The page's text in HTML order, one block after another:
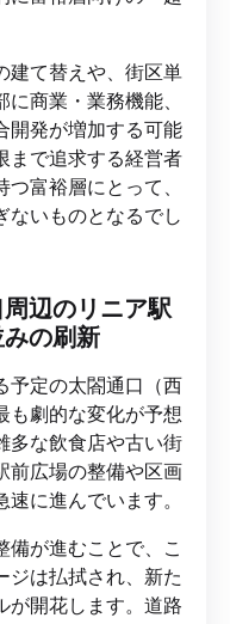
建て替えや、街区単
商業・業務機能、
開発が増加する可能
まで追求する経営者
富裕層にとって、
ないものとなるでし
周辺のリニア駅
の刷新
予定の太閤通口（西
も劇的な変化が予想
多な飲食店や古い街
前広場の整備や区画
に進んでいます。
備が進むことで、こ
ジは払拭され、新た
が開花します。道路